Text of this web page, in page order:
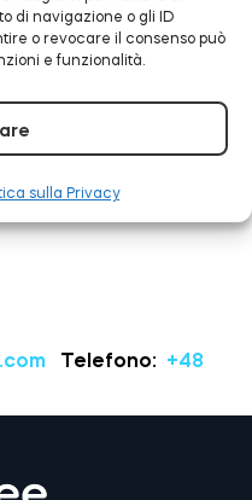
di navigazione o gli ID
o revocare il consenso può
e funzionalità.
sulla Privacy
con
Telefono: +48